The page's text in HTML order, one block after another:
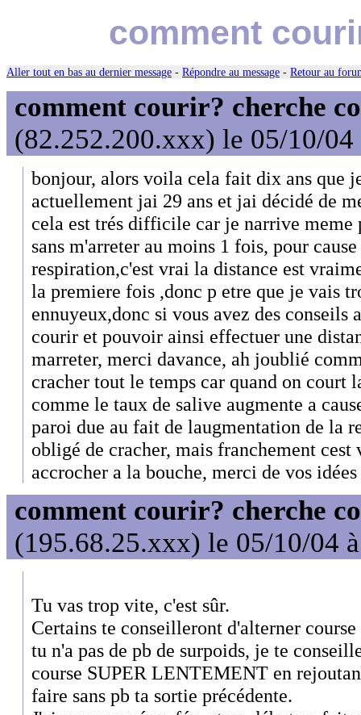
comment
Aller tout en bas au dernier message - Répondre au message - Retour au
comment courir? cherche
(82.252.200.xxx) le 05/10/04
bonjour, alors voila cela fait dix ans que
actuellement jai 29 ans et jai décidé de
cela est trés difficile car je narrive meme
sans m'arreter au moins 1 fois, pour
respiration,c'est vrai la distance est
la premiere fois ,donc p etre que je vais
ennuyeux,donc si vous avez des conseils
courir et pouvoir ainsi effectuer une
marreter, merci davance, ah joublié
cracher tout le temps car quand on court
comme le taux de salive augmente a
paroi due au fait de laugmentation de la
obligé de cracher, mais franchement cest
accrocher a la bouche, merci de vos
comment courir? cherche
(195.68.25.xxx) le 05/10/04
Tu vas trop vite, c'est sûr.
Certains te conseilleront d'alterner
tu n'a pas de pb de surpoids, je te
course SUPER LENTEMENT en
faire sans pb ta sortie précédente.